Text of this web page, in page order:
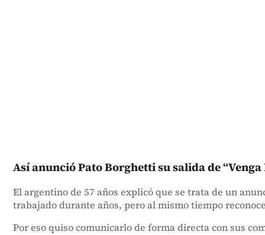
Así anunció Pato Borghetti su salida de
El argentino de 57 años explicó que se trata de un
trabajado durante años, pero al mismo tiempo
Por eso quiso comunicarlo de forma directa con sus